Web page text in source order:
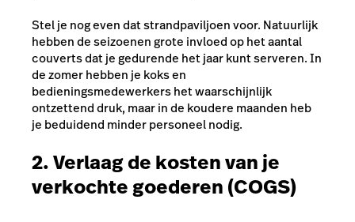
Stel je nog even dat strandpaviljoen voor. Natuurlijk
hebben de seizoenen grote invloed op het aantal
couverts dat je gedurende het jaar kunt serveren. In
de zomer hebben je koks en
bedieningsmedewerkers het waarschijnlijk
ontzettend druk, maar in de koudere maanden heb
je beduidend minder personeel nodig.
2. Verlaag de kosten van je
verkochte goederen (COGS)